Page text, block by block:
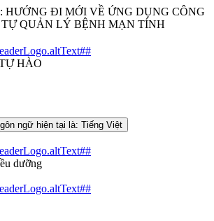
HƯỚNG ĐI MỚI VỀ ỨNG DỤNG CÔNG
TỰ QUẢN LÝ BỆNH MẠN TÍNH
HÀO
ngữ hiện tại là: Tiếng Việt
dưỡng